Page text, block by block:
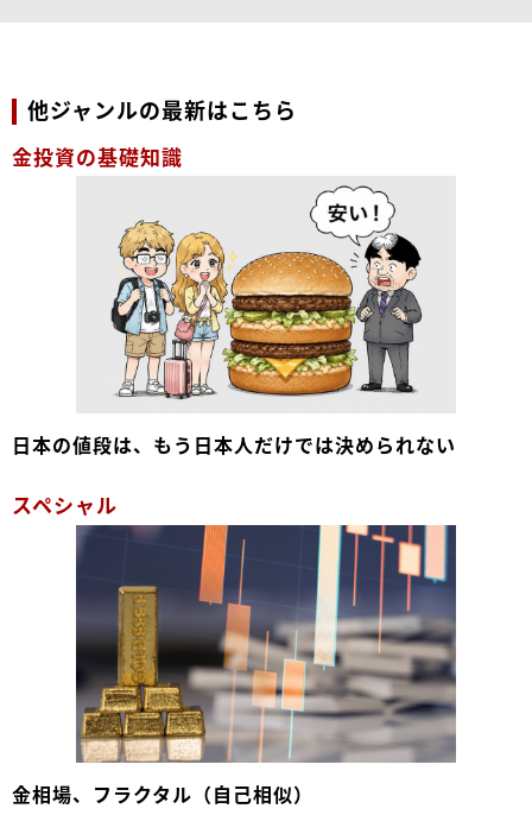
他ジャンルの最新はこちら
金投資の基礎知識
日本の値段は、もう日本人だけでは決められない
スペシャル
金相場、フラクタル（自己相似）